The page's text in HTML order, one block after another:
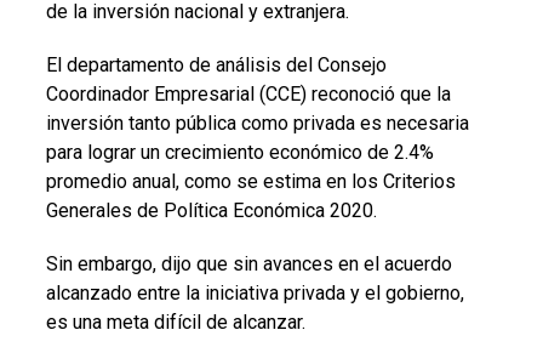
de la inversión nacional y extranjera.
El departamento de análisis del Consejo
Coordinador Empresarial (CCE) reconoció que la
inversión tanto pública como privada es necesaria
para lograr un crecimiento económico de 2.4%
promedio anual, como se estima en los Criterios
Generales de Política Económica 2020.
Sin embargo, dijo que sin avances en el acuerdo
alcanzado entre la iniciativa privada y el gobierno,
es una meta difícil de alcanzar.